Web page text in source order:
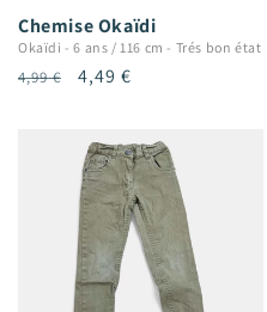
Chemise Okaïdi
Okaïdi -6 ans / 116 cm - Trés bon état
Prix
4,99 €
Prix
4,49 €